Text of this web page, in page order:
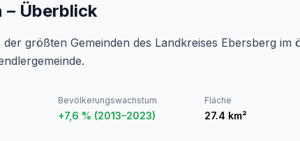
Überblick
der größten Gemeinden des Landkreises Ebersberg
Bevölkerungswachstum
+7,6 % (2013–2023)
Fläche
27.4 km²